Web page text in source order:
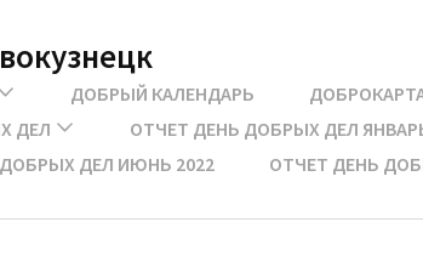
ДОБРЫЙ КАЛЕНДАРЬ
ДЕЛ
ОТЧЕТ ДЕНЬ ДОБРЫХ ДЕЛ
ДЕЛ ИЮНЬ 2022
ОТЧЕТ ДЕНЬ